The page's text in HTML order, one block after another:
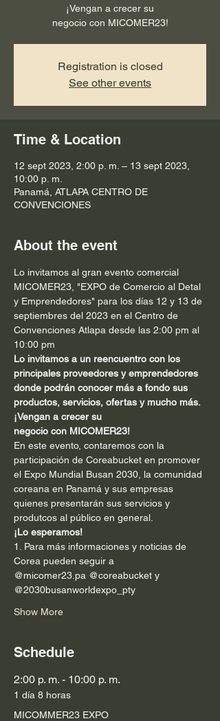
¡Vengan a crecer su
negocio con MICOMER23!
Registration is closed
See other events
Time & Location
12 sept 2023, 2:00 p. m. – 13 sept 2023,
10:00 p. m.
Panamá, ATLAPA CENTRO DE
CONVENCIONES
About the event
Lo invitamos al gran evento comercial
MICOMER23, "EXPO de Comercio al Detal
y Emprendedores" para los días 12 y 13 de
septiembres del 2023 en el Centro de
Convenciones Atlapa desde las 2:00 pm al
10:00 pm
Lo invitamos a un reencuentro con los
principales proveedores y emprendedores
donde podrán conocer más a fondo sus
productos, servicios, ofertas y mucho más.
¡Vengan a crecer su
negocio con MICOMER23!
En este evento, contaremos con la
participación de Coreabucket en promover
el Expo Mundial Busan 2030, la comunidad
coreana en Panamá y sus empresas
quienes presentarán sus servicios y
produtcos al público en general.
¡Lo esperamos!
1. Para más informaciones y noticias de
Corea pueden seguir a
@micomer23.pa @coreabucket y
@2030busanworldexpo_pty
Show More
Schedule
2:00 p. m. - 10:00 p. m.
1 día 8 horas
MICOMMER23 EXPO